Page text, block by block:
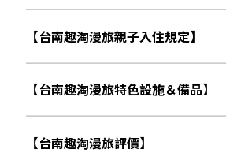
【台南趣淘漫旅親子入住規定】
【台南趣淘漫旅特色設施＆備品】
【台南趣淘漫旅評價】